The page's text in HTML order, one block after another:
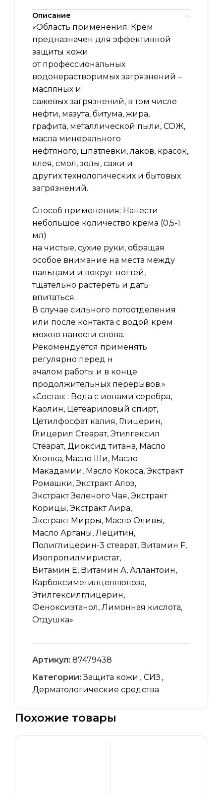
Описание
«Область применения: Крем
предназначен для эффективной
защиты кожи
от профессиональных
водонерастворимых загрязнений –
масляных и
сажевых загрязнений, в том числе
нефти, мазута, битума, жира,
графита, металлической пыли, СОЖ,
масла минерального
нефтяного, шпатлевки, лаков, красок,
клея, смол, золы, сажи и
других технологических и бытовых
загрязнений.
Способ применения: Нанести
небольшое количество крема (0,5-1
мл)
на чистые, сухие руки, обращая
особое внимание на места между
пальцами и вокруг ногтей,
тщательно растереть и дать
впитаться.
В случае сильного потоотделения
или после контакта с водой крем
можно нанести снова.
Рекомендуется применять
регулярно перед н
ачалом работы и в конце
продолжительных перерывов.»
«Состав: : Вода с ионами серебра,
Каолин, Цетеариловый спирт,
Цетилфосфат калия, Глицерин,
Глицерил Стеарат, Этилгексил
Стеарат, Диоксид титана, Масло
Хлопка, Масло Ши, Масло
Макадамии, Масло Кокоса, Экстракт
Ромашки, Экстракт Алоэ,
Экстракт Зеленого Чая, Экстракт
Корицы, Экстракт Аира,
Экстракт Мирры, Масло Оливы,
Масло Арганы, Лецитин,
Полиглицерин-3 стеарат, Витамин F,
Изопропилмиристат,
Витамин Е, Витамин А, Аллантоин,
Карбоксиметилцеллюлоза,
Этилгексилглицерин,
Феноксиэтанол, Лимонная кислота,
Отдушка»
Артикул: 87479438
Категории: Защита кожи , СИЗ ,
Дерматологические средства
Похожие товары